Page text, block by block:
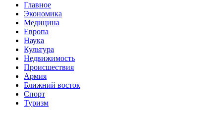
Главное
Экономика
Медицина
Европа
Наука
Культура
Недвижимость
Происшествия
Армия
Ближний восток
Спорт
Туризм